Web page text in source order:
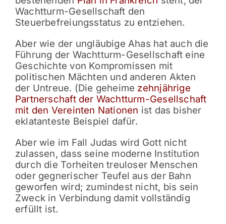
Wachtturm-Gesellschaft den
Steuerbefreiungsstatus zu entziehen.
Aber wie der ungläubige Ahas hat auch die
Führung der Wachtturm-Gesellschaft eine
Geschichte von Kompromissen mit
politischen Mächten und anderen Akten
der Untreue. (Die geheime zehnjährige
Partnerschaft der Wachtturm-Gesellschaft
mit den Vereinten Nationen ist das bisher
eklatanteste Beispiel dafür.
Aber wie im Fall Judas wird Gott nicht
zulassen, dass seine moderne Institution
durch die Torheiten treuloser Menschen
oder gegnerischer Teufel aus der Bahn
geworfen wird; zumindest nicht, bis sein
Zweck in Verbindung damit vollständig
erfüllt ist.